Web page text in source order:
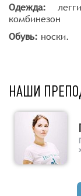
Одежда:
комбинезон
Обувь: носки.
НАШИ